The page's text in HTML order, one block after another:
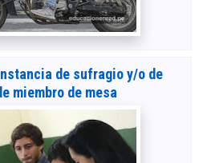
de sufragio y/o de
miembro de mesa